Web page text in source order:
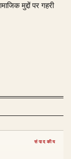
मुद्दों पर गहरी